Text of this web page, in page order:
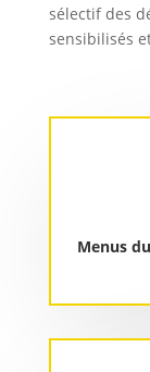
sélectif des
sensibilisés
Menus